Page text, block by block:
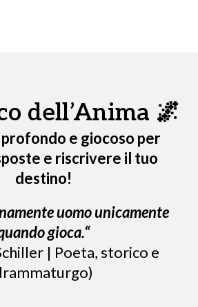
dell’Anima 🌌
e giocoso per
e riscrivere il tuo
destino!
uomo unicamente
gioca.“
| Poeta, storico e